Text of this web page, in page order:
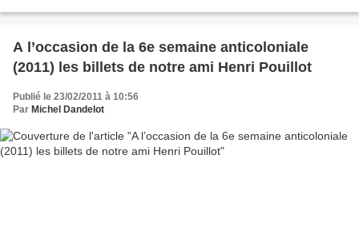
A l’occasion de la 6e semaine anticoloniale
(2011) les billets de notre ami Henri Pouillot
Publié le 23/02/2011 à 10:56
Par Michel Dandelot